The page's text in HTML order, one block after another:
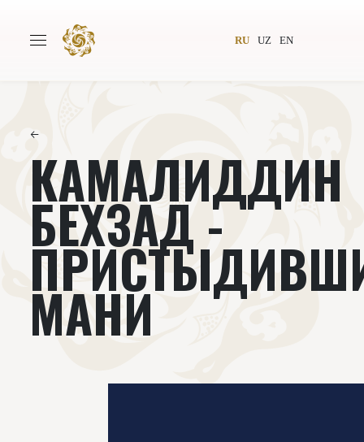
RU UZ EN
Авторы Всемирное общество
Издательство
Проекты Подкасты
Книги Видеолекторий
←
КАМАЛИДДИН
БЕХЗАД -
МАНИ